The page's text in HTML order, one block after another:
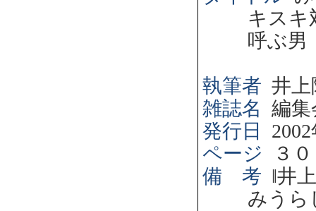
キス
呼ぶ男
執筆者 井
雑誌名 編集
発行日
2002
ページ
３
備 考 ‖井
みうら